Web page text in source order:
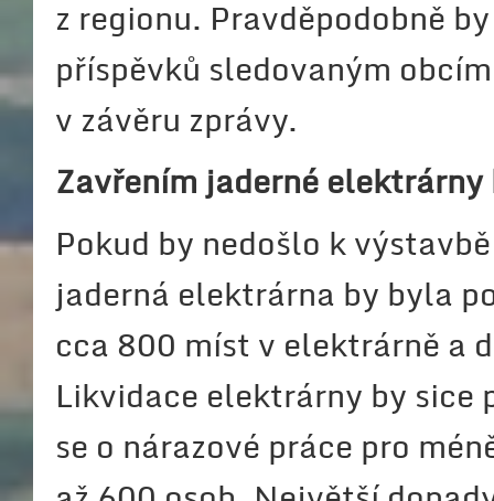
z regionu. Pravděpodobně
příspěvků sledovaným
v závěru zprávy.
Zavřením jaderné
Pokud by nedošlo k
jaderná elektrárna by byla
cca 800 míst v elektrárně a
Likvidace elektrárny by
se o nárazové práce pro